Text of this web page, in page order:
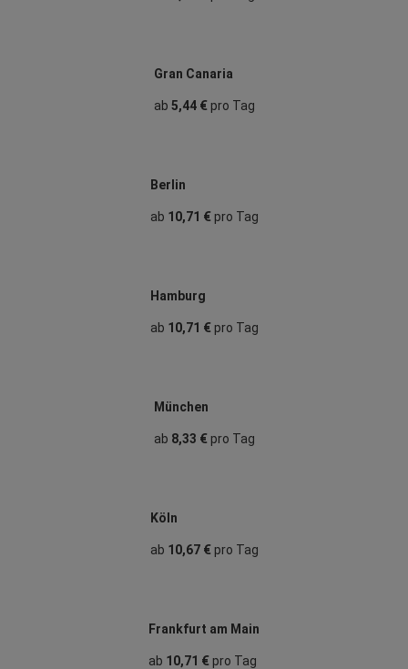
Gran Canaria
ab 5,44 €pro Tag
Berlin
ab 10,71 €pro Tag
Hamburg
ab 10,71 €pro Tag
München
ab 8,33 €pro Tag
Köln
ab 10,67 €pro Tag
Frankfurt am Main
ab 10,71 € pro Tag